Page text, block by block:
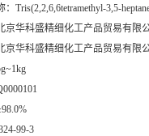
Tris(2,2,6,6tetramethyl-3,5-
京华科盛精细化工产品贸易有限
京华科盛精细化工产品贸易有限
99-3